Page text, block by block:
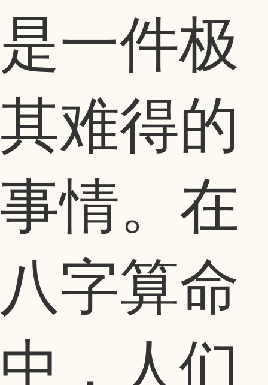
是一件极
其难得的
事情。在
八字算命
中，人们